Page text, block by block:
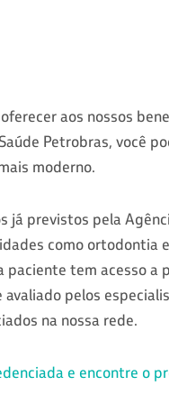
aos nossos
Petrobras, você
moderno.
já previstos pela
como ortodontia
paciente tem acesso
avaliado pelos
na nossa rede.
e encontre o